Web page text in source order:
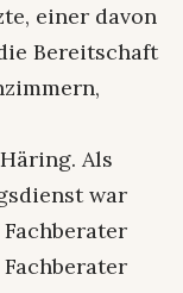
einer davon
Bereitschaft
Als
war